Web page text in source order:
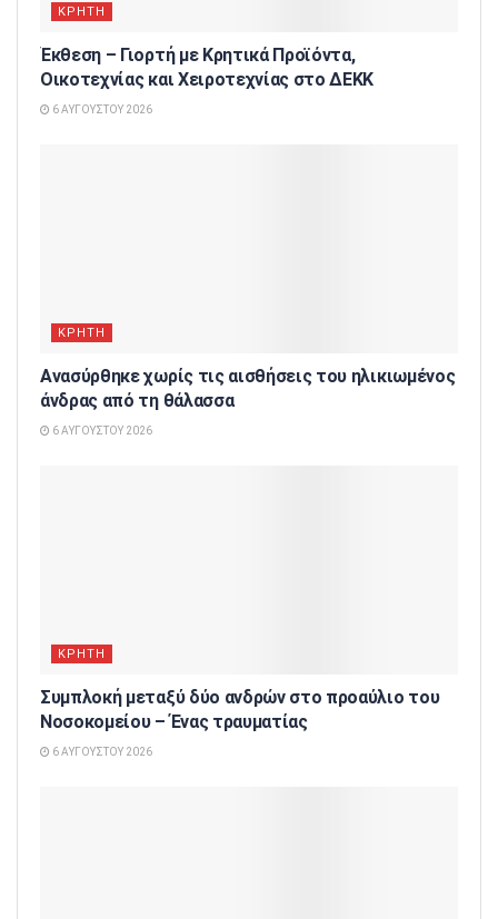
ΚΡΗΤΗ
Έκθεση – Γιορτή με Κρητικά Προϊόντα,
Οικοτεχνίας και Χειροτεχνίας στο ΔΕΚΚ
6 ΑΥΓΟΎΣΤΟΥ 2026
ΚΡΗΤΗ
Ανασύρθηκε χωρίς τις αισθήσεις του ηλικιωμένος
άνδρας από τη θάλασσα
6 ΑΥΓΟΎΣΤΟΥ 2026
ΚΡΗΤΗ
Συμπλοκή μεταξύ δύο ανδρών στο προαύλιο του
Νοσοκομείου – Ένας τραυματίας
6 ΑΥΓΟΎΣΤΟΥ 2026